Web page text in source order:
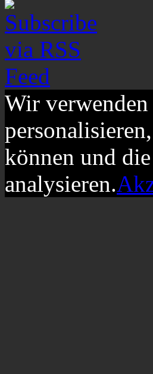
Wir
können und
analysieren.